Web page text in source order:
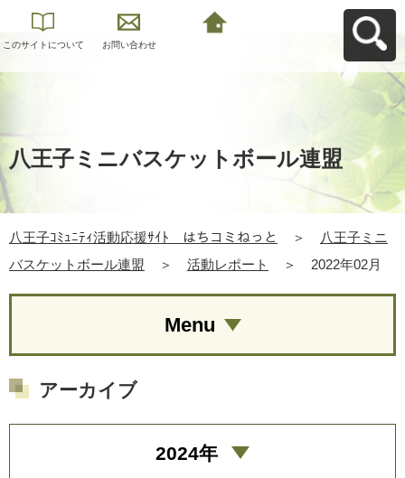
このサイトについて お問い合わせ
八王子ミニバスケットボール連盟
八王子ｺﾐｭﾆﾃｨ活動応援ｻｲﾄ はちコミねっと ＞
八王子ミニ
バスケットボール連盟
＞ 活動レポート ＞ 2022年02月
Menu
アーカイブ
2024年